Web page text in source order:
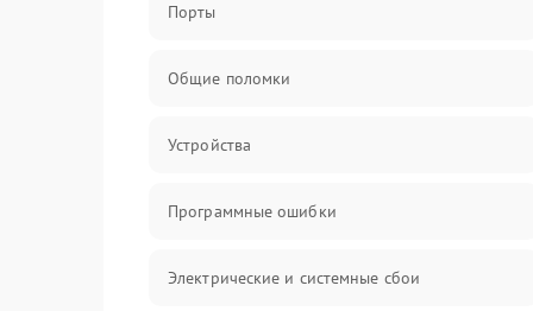
Порты
Общие поломки
Устройства
Программные ошибки
Электрические и системные сбои